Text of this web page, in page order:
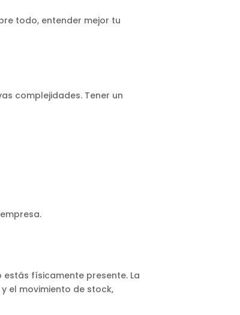
todo, entender mejor tu
complejidades. Tener un
físicamente presente. La
el movimiento de stock,